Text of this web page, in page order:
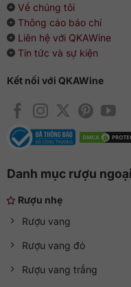
Về chúng tôi
Thông cáo báo chí
Liên hệ với QKAWine
Tin tức và sự kiện
Kết nối với QKAWine
Danh mục rượu ngoại
Rượu nhẹ
Rượu vang
Rượu vang đỏ
Rượu vang trắng